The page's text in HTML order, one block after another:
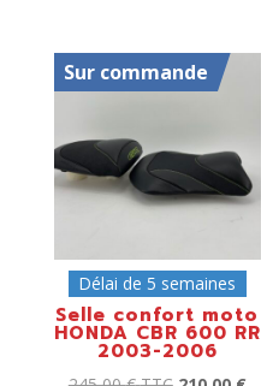
Sur commande
Délai de 5 semaines
Selle confort moto
HONDA CBR 600 RR
2003-2006